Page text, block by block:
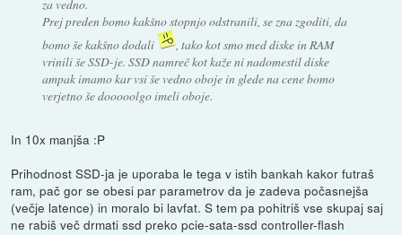
za vedno.
Prej preden bomo kakšno stopnjo odstranili, se zna zgoditi, da
bomo še kakšno dodali
, tako kot smo med diske in RAM
vrinili še SSD-je. SSD namreč kot kaže ni nadomestil diske
ampak imamo kar vsi še vedno oboje in glede na cene bomo
verjetno še dooooolgo imeli oboje.
In 10x manjša :P
Prihodnost SSD-ja je uporaba le tega v istih bankah kakor futraš
ram, pač gor se obesi par parametrov da je zadeva počasnejša
(večje latence) in moralo bi lavfat. S tem pa pohitriš vse skupaj saj
ne rabiš več drmati ssd preko pcie-sata-ssd controller-flash